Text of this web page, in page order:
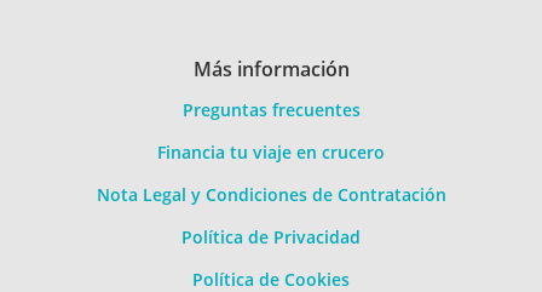
Más información
Preguntas frecuentes
Financia tu viaje en crucero
Nota Legal y Condiciones de Contratación
Política de Privacidad
Política de Cookies